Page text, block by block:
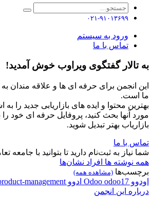
۰۲۱-۹۱۰۱۳۶۹۹
ورود به سیستم
تماس با ما
به تالار گفتگوی ویراوب خوش آمدید!
این انجمن برای حرفه ای ها و علاقه مندان
ما است.
بهترین محتوا و ایده های بازاریابی جدید را به
مورد آنها بحث کنید، پروفایل حرفه ای خود را
بازاریاب بهتر تبدیل شوید.
تماس با ما
شما نیاز به ثبت‌نام دارید تا بتوانید با جامعه
همه نوشته ها افراد نشان‌ها
برچسب‌ها (مشاهده همه)
اودوو Odoo odoo17 ادوو management
درباره این انجمن